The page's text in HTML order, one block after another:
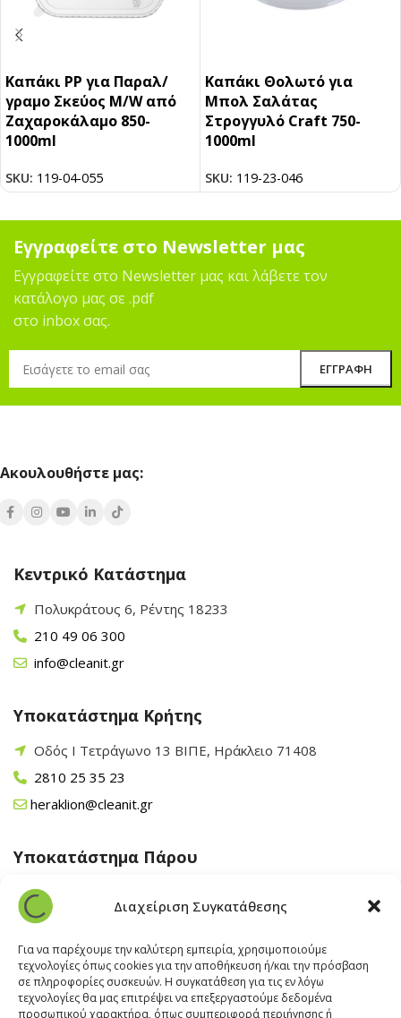
Διαχείριση Συγκατάθεσης
Για να παρέχουμε την καλύτερη εμπειρία, χρησιμοποιούμε
τεχνολογίες όπως cookies για την αποθήκευση ή/και την πρόσβαση
σε πληροφορίες συσκευών. Η συγκατάθεση για τις εν λόγω
τεχνολογίες θα μας επιτρέψει να επεξεργαστούμε δεδομένα
προσωπικού χαρακτήρα, όπως συμπεριφορά περιήγησης ή
Καπάκι PP για Παραλ/
γραμο Σκεύος M/W από
Ζαχαροκάλαμο 850-
1000ml
SKU: 119-04-055
Καπάκι Θολωτό για
Μπολ Σαλάτας
Στρογγυλό Craft 750-
1000ml
SKU: 119-23-046
Εγγραφείτε στο Newsletter μας
Εγγραφείτε στο Newsletter μας και λάβετε τον
κατάλογο μας σε .pdf
στο inbox σας.
Ακουλουθήστε μας:
Κεντρικό Κατάστημα
Πολυκράτους 6, Ρέντης 18233
210 49 06 300
info@cleanit.gr
Υποκατάστημα Κρήτης
Οδός Ι Τετράγωνο 13 ΒΙΠΕ, Ηράκλειο 71408
2810 25 35 23
heraklion@cleanit.gr
Υποκατάστημα Πάρου
Άγιος Βλάσης Αρχίλοχος, Πάρος 84400
22840 43 163
paros@cleanit.gr
Υποκατάστημα Σαντορίνης